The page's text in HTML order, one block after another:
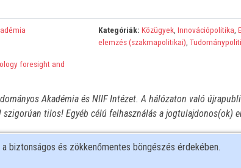
Kategóriák: Közügyek,Innovációpolitika,
elemzés (szakmapolitikai),
foresight and
Akadémia és NIIF Intézet. A hálózaton való
tilos! Egyéb célú felhasználás a jogtulajdonos(ok)
biztonságos és zökkenőmentes böngészés érdekében.